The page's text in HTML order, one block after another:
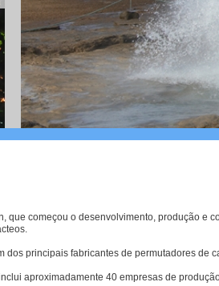
começou o desenvolvimento, produção
principais fabricantes de permutadores de
aproximadamente 40 empresas de